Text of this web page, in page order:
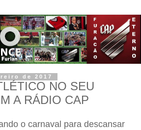
de 2017
NO SEU
A RÁDIO CAP
o carnaval para descansar